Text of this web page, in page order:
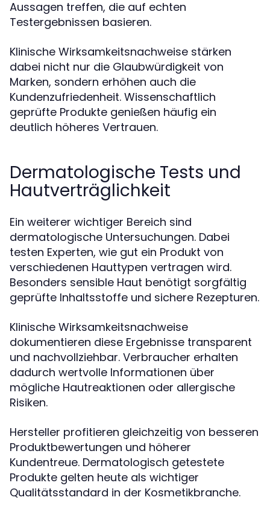
Aussagen treffen, die auf echten
Testergebnissen basieren.
Klinische Wirksamkeitsnachweise stärken
dabei nicht nur die Glaubwürdigkeit von
Marken, sondern erhöhen auch die
Kundenzufriedenheit. Wissenschaftlich
geprüfte Produkte genießen häufig ein
deutlich höheres Vertrauen.
Dermatologische Tests und
Hautverträglichkeit
Ein weiterer wichtiger Bereich sind
dermatologische Untersuchungen. Dabei
testen Experten, wie gut ein Produkt von
verschiedenen Hauttypen vertragen wird.
Besonders sensible Haut benötigt sorgfältig
geprüfte Inhaltsstoffe und sichere Rezepturen.
Klinische Wirksamkeitsnachweise
dokumentieren diese Ergebnisse transparent
und nachvollziehbar. Verbraucher erhalten
dadurch wertvolle Informationen über
mögliche Hautreaktionen oder allergische
Risiken.
Hersteller profitieren gleichzeitig von besseren
Produktbewertungen und höherer
Kundentreue. Dermatologisch getestete
Produkte gelten heute als wichtiger
Qualitätsstandard in der Kosmetikbranche.